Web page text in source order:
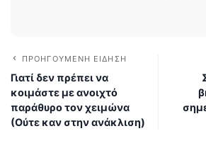
ΠΡΟΗΓΟΎΜΕΝΗ ΕΊΔΗΣΗ
Γιατί δεν πρέπει να
κοιμάστε με ανοιχτό
παράθυρο τον χειμώνα
(Ούτε καν στην ανάκλιση)